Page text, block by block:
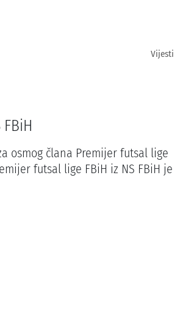
Vijesti
osmog člana Premijer futsal lige
futsal lige FBiH iz NS FBiH je